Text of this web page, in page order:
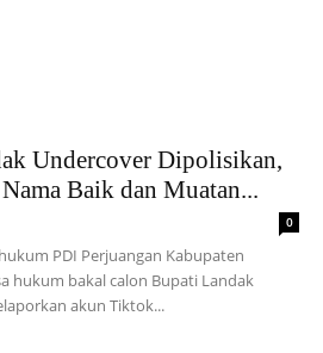
Undercover Dipolisikan,
Baik dan Muatan...
0
PDI Perjuangan Kabupaten
hukum bakal calon Bupati Landak
akun Tiktok...